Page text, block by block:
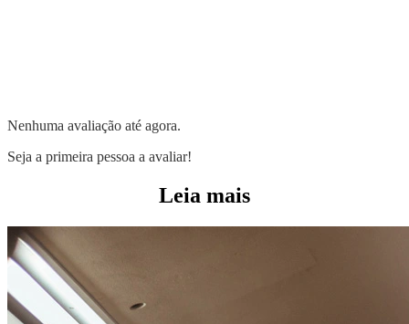
Nenhuma avaliação até agora.
Seja a primeira pessoa a avaliar!
Leia mais